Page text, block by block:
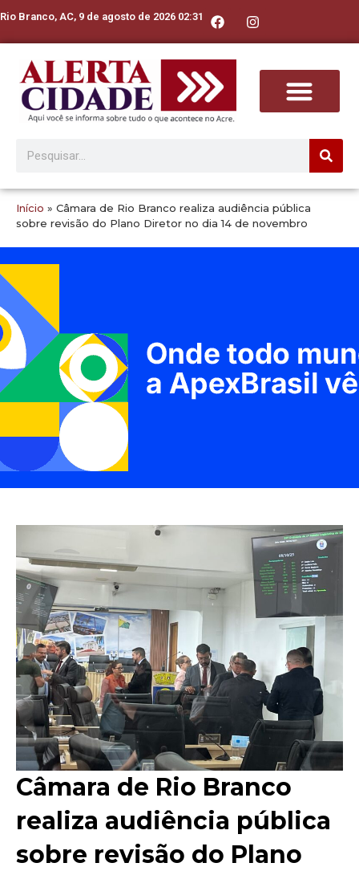
Rio Branco, AC, 9 de agosto de 2026 02:31
Início » Câmara de Rio Branco realiza audiência pública
sobre revisão do Plano Diretor no dia 14 de novembro
Câmara de Rio Branco
realiza audiência pública
sobre revisão do Plano